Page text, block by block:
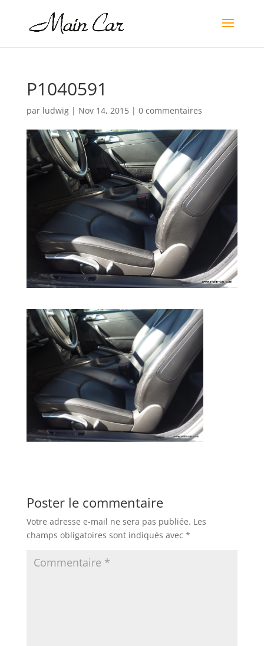
P1040591
par ludwig| Nov 14, 2015| 0 commentaires
Poster le commentaire
Votre adresse e-mail ne sera pas publiée. Les
champs obligatoires sont indiqués avec *